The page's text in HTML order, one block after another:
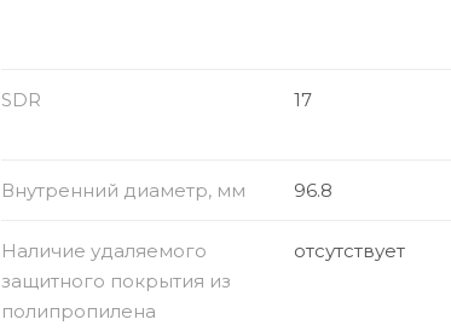
SDR 17
Внутренний диаметр, мм 96.8
Наличие удаляемого
защитного покрытия из
полипропилена
отсутствует